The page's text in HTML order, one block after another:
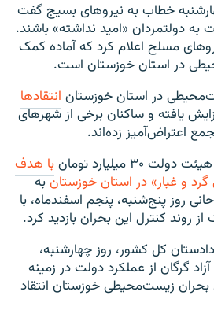
خطاب به نیرو‌های بسیج گفت
دولتمردان «امید نداشته» باشند.
مسلح اعلام کرد که آماده کمک
در استان خوزستان است.
در استان خوزستان انتقاد‌ها
یافته و ساکنان برخی از شهر‌های
اعتراض‌آمیز زده‌اند.
میلیارد تومان
با هدف
و غبار» در استان خوزستانبه
روز پنج‌شنبه، پنجم اسفندماه، با
روند کنترل این بحران بازدید کرد.
اما محمدجعفر منتظری٬ دادستان کل کشور، روز چهارشنبه،
گرگان از عملکرد دولت در زمینه
زیست‌محیطی خوزستان انتقاد